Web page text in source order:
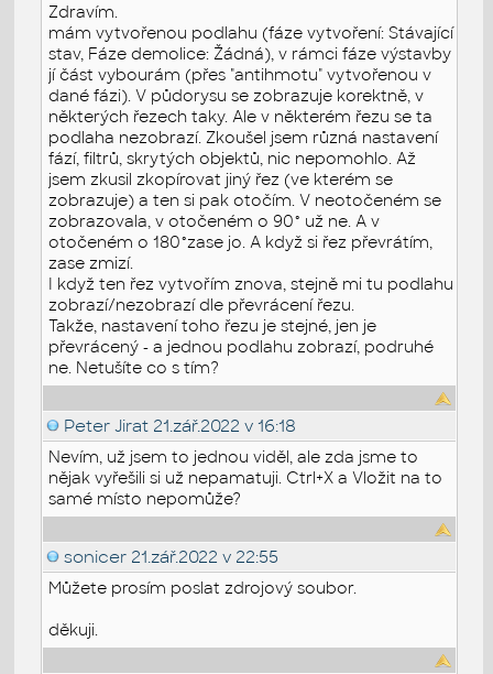
Zdravím.
mám vytvořenou podlahu (fáze vytvoření: Stávající
stav, Fáze demolice: Žádná), v rámci fáze výstavby
jí část vybourám (přes "antihmotu" vytvořenou v
dané fázi). V půdorysu se zobrazuje korektně, v
některých řezech taky. Ale v některém řezu se ta
podlaha nezobrazí. Zkoušel jsem různá nastavení
fází, filtrů, skrytých objektů, nic nepomohlo. Až
jsem zkusil zkopírovat jiný řez (ve kterém se
zobrazuje) a ten si pak otočím. V neotočeném se
zobrazovala, v otočeném o 90° už ne. A v
otočeném o 180°zase jo. A když si řez převrátím,
zase zmizí.
I když ten řez vytvořím znova, stejně mi tu podlahu
zobrazí/nezobrazí dle převrácení řezu.
Takže, nastavení toho řezu je stejné, jen je
převrácený - a jednou podlahu zobrazí, podruhé
ne. Netušíte co s tím?
Peter Jirat 21.zář.2022 v 16:18
Nevím, už jsem to jednou viděl, ale zda jsme to
nějak vyřešili si už nepamatuji. Ctrl+X a Vložit na to
samé místo nepomůže?
sonicer 21.zář.2022 v 22:55
Můžete prosím poslat zdrojový soubor.
děkuji.